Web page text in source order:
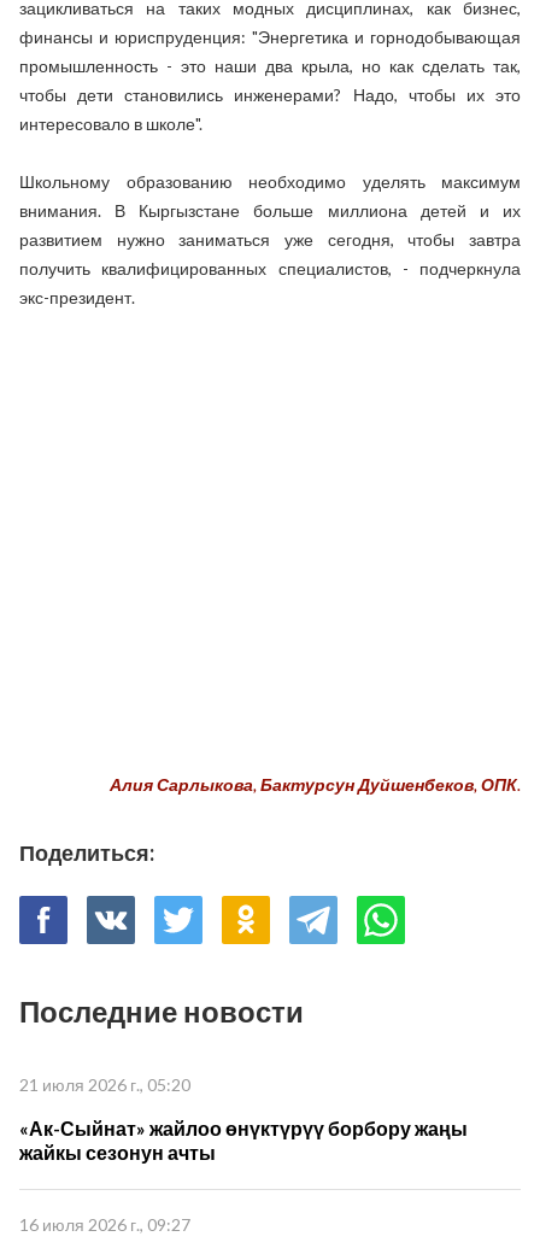
зацикливаться на таких модных дисциплинах, как бизнес,
финансы и юриспруденция: "Энергетика и горнодобывающая
промышленность - это наши два крыла, но как сделать так,
чтобы дети становились инженерами? Надо, чтобы их это
интересовало в школе".
Школьному образованию необходимо уделять максимум
внимания. В Кыргызстане больше миллиона детей и их
развитием нужно заниматься уже сегодня, чтобы завтра
получить квалифицированных специалистов, - подчеркнула
экс-президент.
Алия Сарлыкова, Бактурсун Дуйшенбеков, ОПК.
Поделиться:
Последние новости
21 июля 2026 г., 05:20
«Ак-Сыйнат» жайлоо өнүктүрүү борбору жаңы
жайкы сезонун ачты
16 июля 2026 г., 09:27